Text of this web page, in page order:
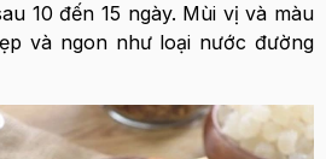
10 đến 15 ngày. Mùi vị và màu
và ngon như loại nước đường